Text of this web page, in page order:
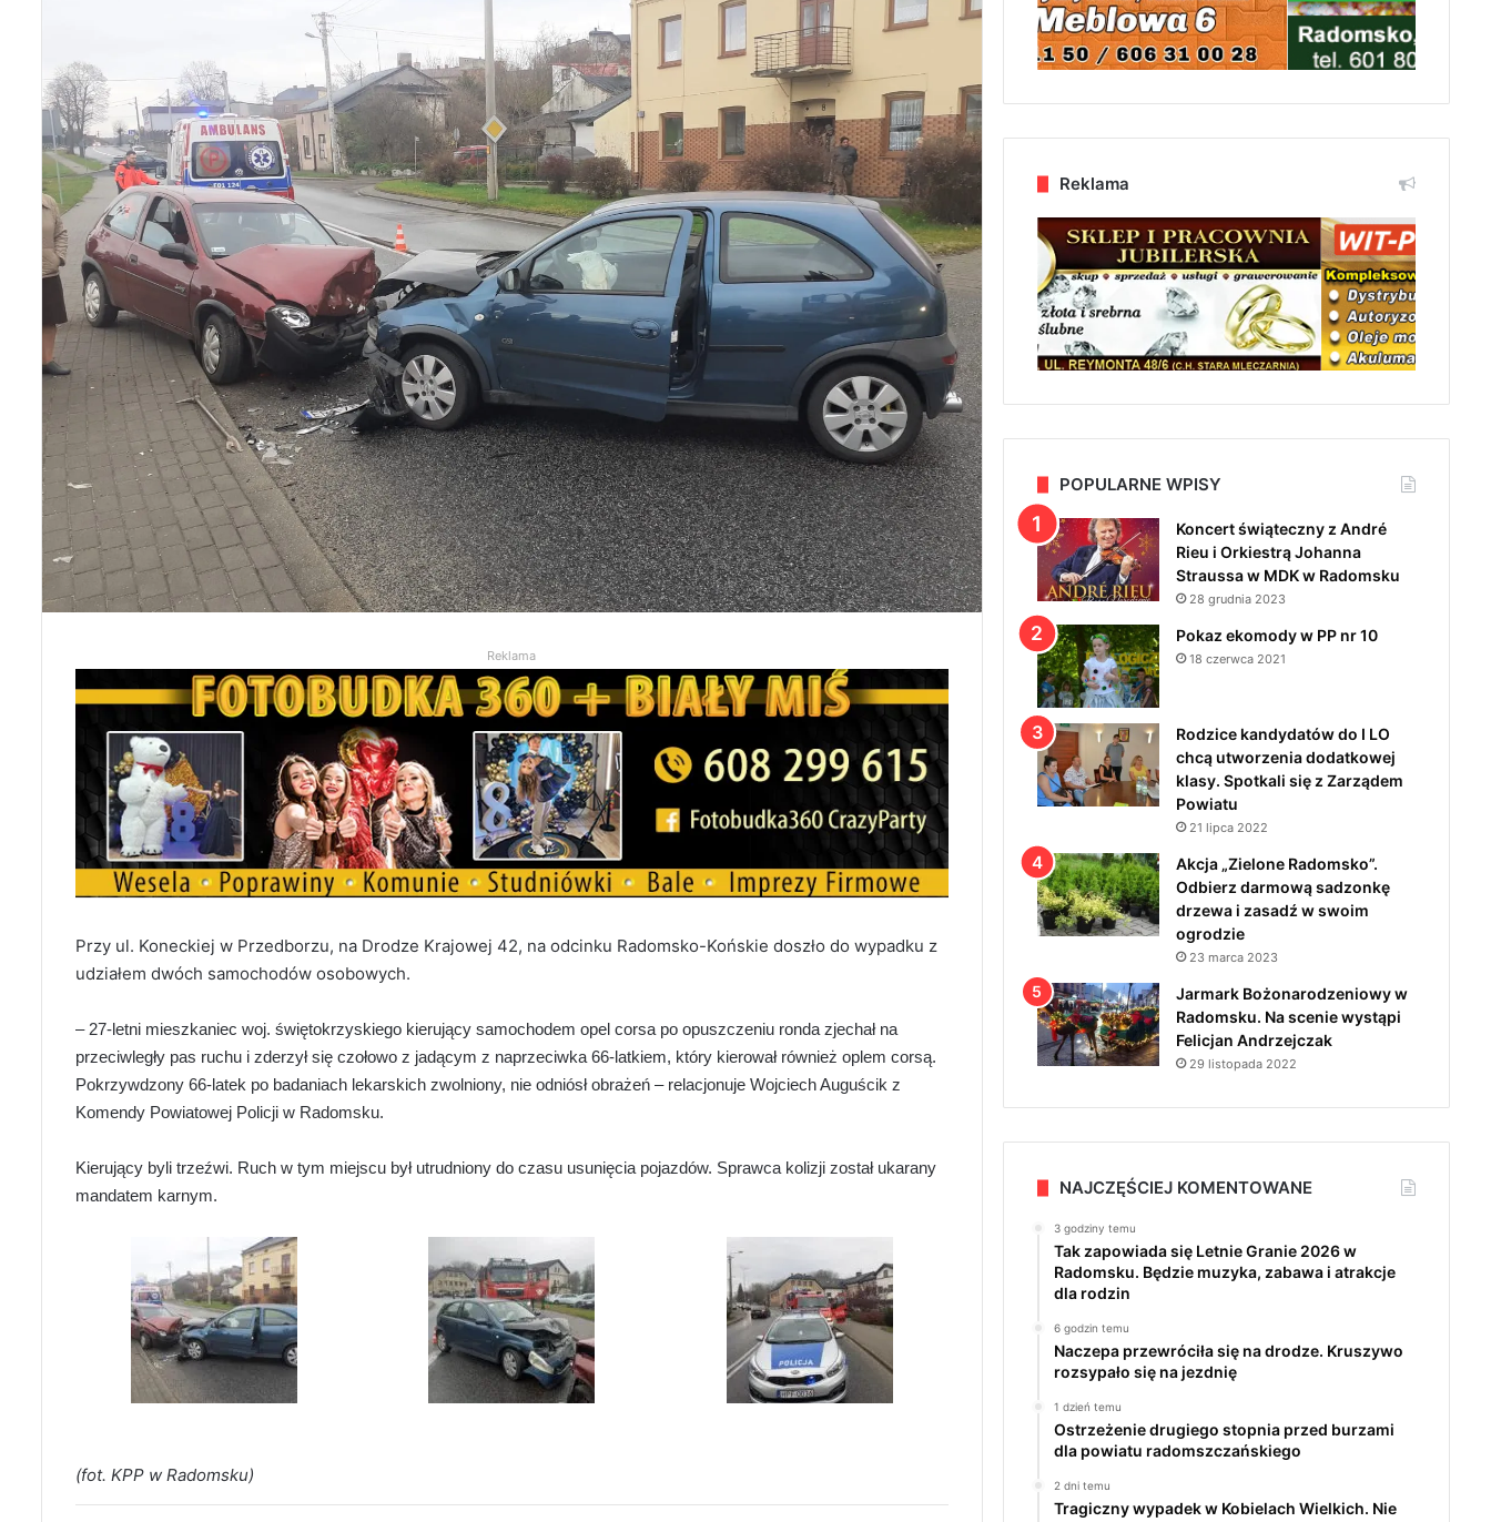
Reklama
Przy ul. Koneckiej w Przedborzu, na Drodze Krajowej 42, na odcinku Radomsko-Końskie doszło do wypadku z
udziałem dwóch samochodów osobowych.
– 27-letni mieszkaniec woj. świętokrzyskiego kierujący samochodem opel corsa po opuszczeniu ronda zjechał na
przeciwległy pas ruchu i zderzył się czołowo z jadącym z naprzeciwka 66-latkiem, który kierował również oplem corsą.
Pokrzywdzony 66-latek po badaniach lekarskich zwolniony, nie odniósł obrażeń – relacjonuje Wojciech Auguścik z
Komendy Powiatowej Policji w Radomsku.
Kierujący byli trzeźwi. Ruch w tym miejscu był utrudniony do czasu usunięcia pojazdów. Sprawca kolizji został ukarany
mandatem karnym.
(fot. KPP w Radomsku)
Reklama
POPULARNE WPISY
Koncert świąteczny z André
Rieu i Orkiestrą Johanna
Straussa w MDK w Radomsku
28 grudnia 2023
Pokaz ekomody w PP nr 10
18 czerwca 2021
Rodzice kandydatów do I LO
chcą utworzenia dodatkowej
klasy. Spotkali się z Zarządem
Powiatu
21 lipca 2022
Akcja „Zielone Radomsko”.
Odbierz darmową sadzonkę
drzewa i zasadź w swoim
ogrodzie
23 marca 2023
Jarmark Bożonarodzeniowy w
Radomsku. Na scenie wystąpi
Felicjan Andrzejczak
29 listopada 2022
NAJCZĘŚCIEJ KOMENTOWANE
3 godziny temu
Tak zapowiada się Letnie Granie 2026 w
Radomsku. Będzie muzyka, zabawa i atrakcje
dla rodzin
6 godzin temu
Naczepa przewróciła się na drodze. Kruszywo
rozsypało się na jezdnię
1 dzień temu
Ostrzeżenie drugiego stopnia przed burzami
dla powiatu radomszczańskiego
2 dni temu
Tragiczny wypadek w Kobielach Wielkich. Nie